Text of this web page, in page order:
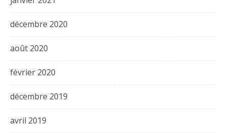
décembre 2020
août 2020
février 2020
décembre 2019
avril 2019